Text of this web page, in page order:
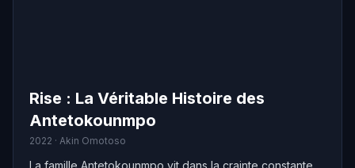
Rise : La Véritable Histoire des
Antetokounmpo
2022 · Akin Omotoso
La famille Antetokounmpo vit dans la crainte constante